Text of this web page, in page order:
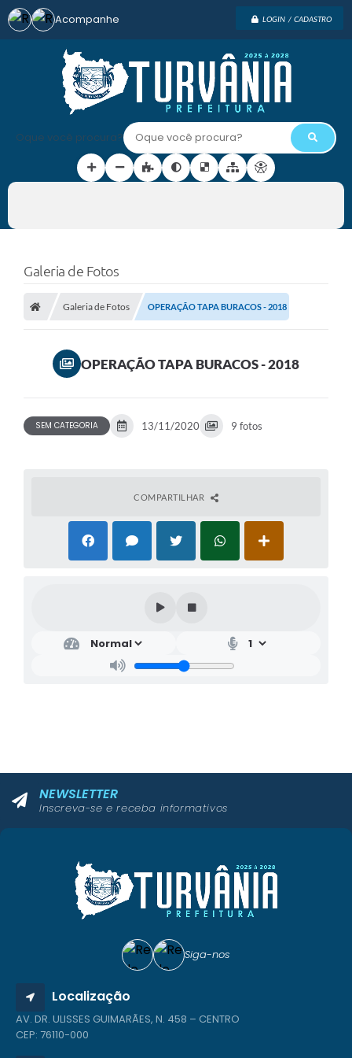
LOGIN / CADASTRO
Oque você procura?
Acompanhe
Galeria de Fotos
Galeria de Fotos OPERAÇÃO TAPA BURACOS - 2018
OPERAÇÃO TAPA BURACOS - 2018
SEM CATEGORIA 13/11/2020 9 fotos
COMPARTILHAR
Siga-nos
Localização
AV. DR. ULISSES GUIMARÃES, N. 458 – CENTRO
CEP: 76110-000
NEWSLETTER
Inscreva-se e receba informativos